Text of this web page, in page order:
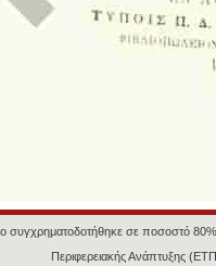
συγχρηματοδοτήθηκε σε ποσοστό
Περιφερειακής Ανάπτυξης